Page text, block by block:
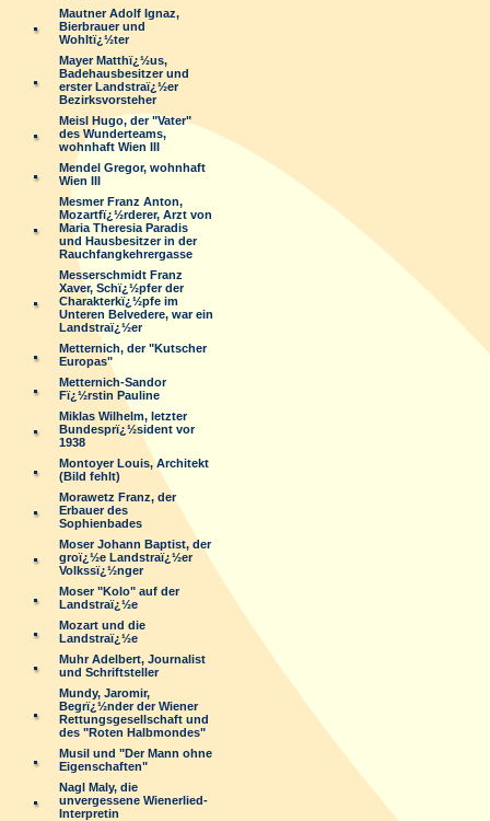
Mautner Adolf Ignaz,
Bierbrauer und
Wohltï¿½ter
Mayer Matthï¿½us,
Badehausbesitzer und
erster Landstraï¿½er
Bezirksvorsteher
Meisl Hugo, der "Vater"
des Wunderteams,
wohnhaft Wien III
Mendel Gregor, wohnhaft
Wien III
Mesmer Franz Anton,
Mozartfï¿½rderer, Arzt von
Maria Theresia Paradis
und Hausbesitzer in der
Rauchfangkehrergasse
Messerschmidt Franz
Xaver, Schï¿½pfer der
Charakterkï¿½pfe im
Unteren Belvedere, war ein
Landstraï¿½er
Metternich, der "Kutscher
Europas"
Metternich-Sandor
Fï¿½rstin Pauline
Miklas Wilhelm, letzter
Bundesprï¿½sident vor
1938
Montoyer Louis, Architekt
(Bild fehlt)
Morawetz Franz, der
Erbauer des
Sophienbades
Moser Johann Baptist, der
groï¿½e Landstraï¿½er
Volkssï¿½nger
Moser "Kolo" auf der
Landstraï¿½e
Mozart und die
Landstraï¿½e
Muhr Adelbert, Journalist
und Schriftsteller
Mundy, Jaromir,
Begrï¿½nder der Wiener
Rettungsgesellschaft und
des "Roten Halbmondes"
Musil und "Der Mann ohne
Eigenschaften"
Nagl Maly, die
unvergessene Wienerlied-
Interpretin